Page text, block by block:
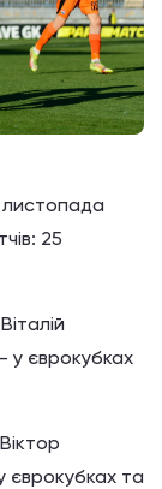
листопада
25
у єврокубках
єврокубках та